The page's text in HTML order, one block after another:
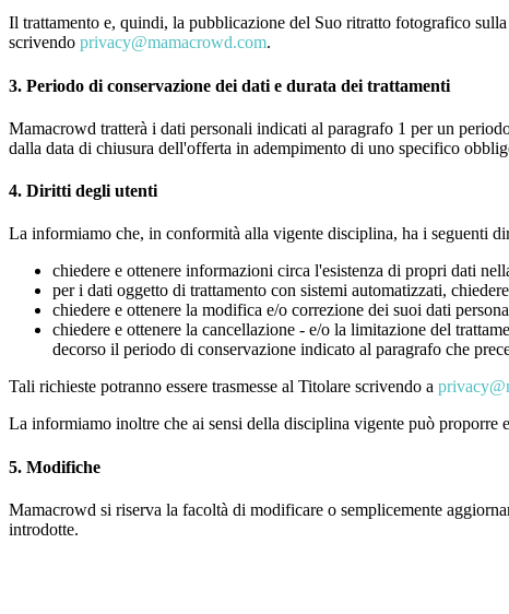
Il trattamento e, quindi, la pubblicazione del Suo ritratto fotografico
scrivendo privacy@mamacrowd.com.
3. Periodo di conservazione dei dati e durata dei trattamenti
Mamacrowd tratterà i dati personali indicati al paragrafo 1 per un
dalla data di chiusura dell'offerta in adempimento di uno specifico
4. Diritti degli utenti
La informiamo che, in conformità alla vigente disciplina, ha i seguenti
chiedere e ottenere informazioni circa l'esistenza di propri dati
per i dati oggetto di trattamento con sistemi automatizzati,
chiedere e ottenere la modifica e/o correzione dei suoi dati
chiedere e ottenere la cancellazione - e/o la limitazione del
decorso il periodo di conservazione indicato al paragrafo che
Tali richieste potranno essere trasmesse al Titolare scrivendo a
La informiamo inoltre che ai sensi della disciplina vigente può proporre
5. Modifiche
Mamacrowd si riserva la facoltà di modificare o semplicemente
introdotte.